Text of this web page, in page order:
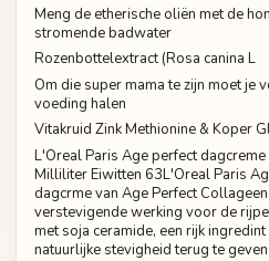
Meng de etherische oliën met de
stromende badwater
Rozenbottelextract (Rosa canina L
Om die super mama te zijn moet je
voeding halen
Vitakruid Zink Methionine & Koper
L'Oreal Paris Age perfect
Milliliter Eiwitten 63L'Oreal Paris
dagcrme van Age Perfect
verstevigende werking voor de
met soja ceramide, een rijk
natuurlijke stevigheid terug te